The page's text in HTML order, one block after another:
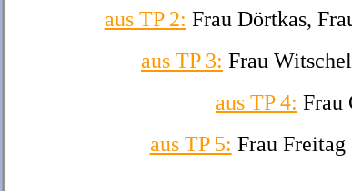
aus TP 2: Frau Dörtkas,
aus TP 3: Frau
aus TP 4: Frau
aus TP 5: Frau